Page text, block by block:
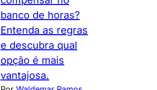
banco de horas?
Entenda as regras
e descubra qual
opção é mais
vantajosa.